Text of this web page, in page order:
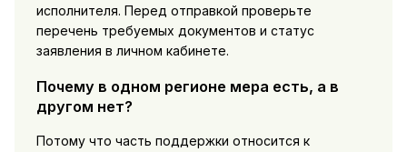
исполнителя. Перед отправкой проверьте
перечень требуемых документов и статус
заявления в личном кабинете.
Почему в одном регионе мера есть, а в
другом нет?
Потому что часть поддержки относится к